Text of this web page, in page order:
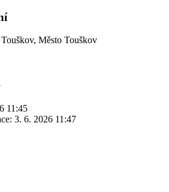
Město Touškov
11:45
3. 6. 2026 11:47